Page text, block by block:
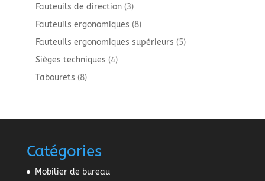
produits
Fauteuils de direction 33
produits
Fauteuils ergonomiques 88
produits
Fauteuils ergonomiques supérieurs 55
Sièges techniques 44
Tabourets 88
Catégories
Mobilier de bureau